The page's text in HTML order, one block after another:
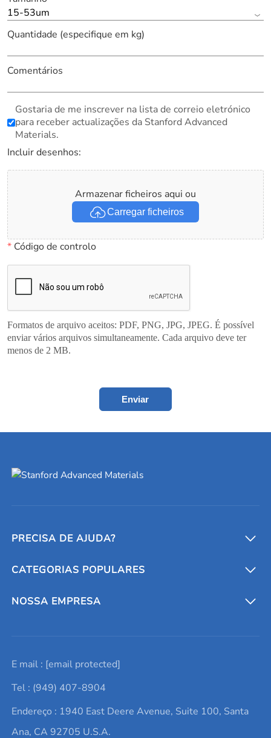
15-53um
Quantidade (especifique em kg)
Comentários
Gostaria de me inscrever na lista de correio eletrónico
para receber actualizações da Stanford Advanced
Materials.
Incluir desenhos:
Armazenar ficheiros aqui ou
Carregar ficheiros
*Código de controlo
Formatos de arquivo aceitos: PDF, PNG, JPG, JPEG. É possível
enviar vários arquivos simultaneamente. Cada arquivo deve ter
menos de 2 MB.
Enviar
PRECISA DE AJUDA?
Conversores e calculadoras
Entre em contato conosco
Lista de consultas
Termos e Condições
Política de Privacidade
CATEGORIAS POPULARES
Metais refratários
Elementos de terras raras
Alvos de pulverização catódica
Ácido hialurônico
NOSSA EMPRESA
Promoções atuais
Notícias e blogs
Estudos de caso
E mail : [email protected]
Tel : (949) 407-8904
Endereço : 1940 East Deere Avenue, Suite 100, Santa
Ana, CA 92705 U.S.A.